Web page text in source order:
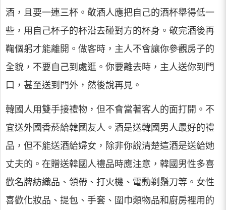
酒，且要一連三杯。敬酒人應把自己的酒杯舉得低一
些，用自己杯子的杯沿去碰對方的杯身。敬完酒後再
鞠個躬才能離開。做客時，主人不會讓你參觀房子的
全貌，不要自己到處逛。你要離去時，主人送你到門
口，甚至送到門外，然後說再見。
韓國人用雙手接禮物，但不會當著客人的面打開。不
宜送外國香菸給韓國友人。酒是送韓國男人最好的禮
品，但不能送酒給婦女，除非你說清楚這酒是送給她
丈夫的。在贈送韓國人禮品時應注意，韓國男性多喜
歡名牌紡織品、領帶、打火機、電動剃鬚刀等。女性
喜歡化妝品、提包、手套、圍巾類物品和廚房裡用的